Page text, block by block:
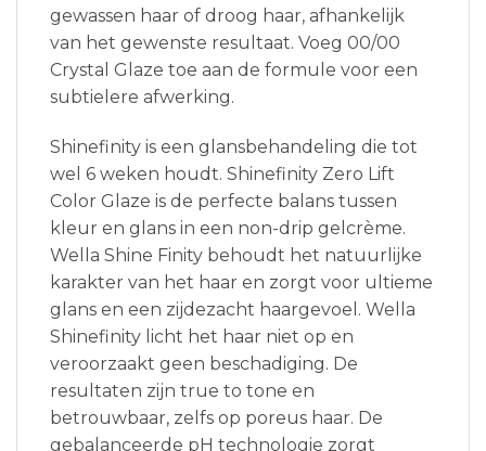
gewassen haar of droog haar, afhankelijk
van het gewenste resultaat. Voeg 00/00
Crystal Glaze toe aan de formule voor een
subtielere afwerking.
Shinefinity is een glansbehandeling die tot
wel 6 weken houdt. Shinefinity Zero Lift
Color Glaze is de perfecte balans tussen
kleur en glans in een non-drip gelcrème.
Wella Shine Finity behoudt het natuurlijke
karakter van het haar en zorgt voor ultieme
glans en een zijdezacht haargevoel. Wella
Shinefinity licht het haar niet op en
veroorzaakt geen beschadiging. De
resultaten zijn true to tone en
betrouwbaar, zelfs op poreus haar. De
gebalanceerde pH technologie zorgt